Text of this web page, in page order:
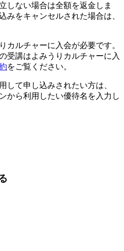
しない場合は全額を返金しま
みをキャンセルされた場合は、
ルチャーに入会が必要です。
受講はよみうりカルチャーに入
をご覧ください。
て申し込みされたい方は、
から利用したい優待名を入力し